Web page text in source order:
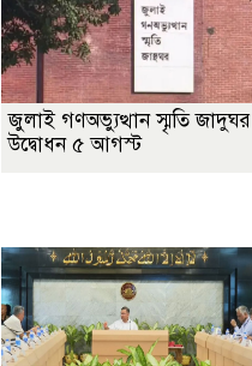
জুলাই গণঅভ্যুত্থান স্মৃতি জাদুঘর
উদ্বোধন ৫ আগস্ট